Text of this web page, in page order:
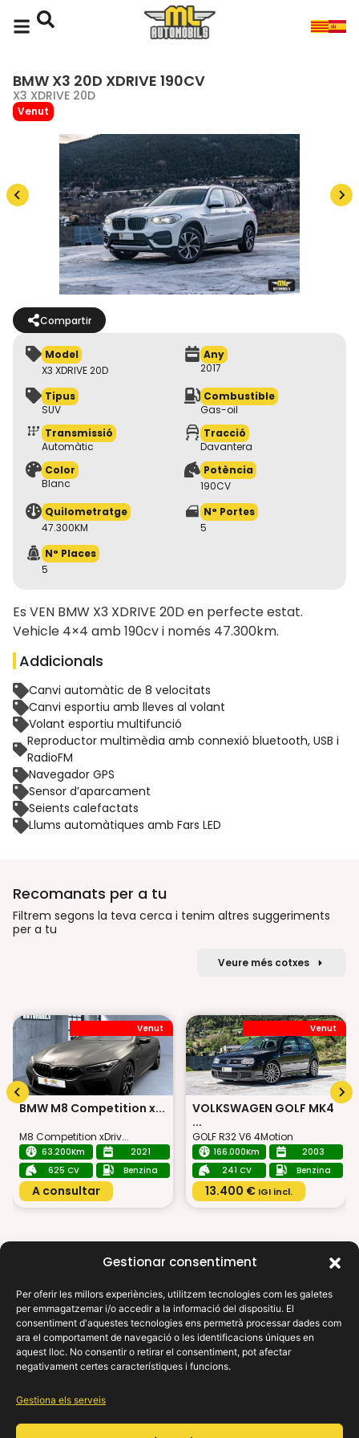
Gestionar consentiment
Per oferir les millors experiències, utilitzem tecnologies com les galetes
per emmagatzemar i/o accedir a la informació del dispositiu. El
consentiment d'aquestes tecnologies ens permetrà processar dades com
ara el comportament de navegació o les identificacions úniques en
aquest lloc. No consentir o retirar el consentiment, pot afectar
negativament certes característiques i funcions.
Gestiona els serveis
BMW X3 20D XDRIVE 190CV
X3 XDRIVE 20D
Venut
Compartir
Model
X3 XDRIVE 20D
Any
2017
Tipus
SUV
Combustible
Gas-oil
Transmissió
Automàtic
Tracció
Davantera
Color
Blanc
Potència
190CV
Quilometratge
47.300KM
N° Portes
5
N° Places
5
Es VEN BMW X3 XDRIVE 20D en perfecte estat.
Vehicle 4×4 amb 190cv i només 47.300km.
Addicionals
Canvi automàtic de 8 velocitats
Canvi esportiu amb lleves al volant
Volant esportiu multifunció
Reproductor multimèdia amb connexió bluetooth, USB i
RadioFM
Navegador GPS
Sensor d’aparcament
Seients calefactats
Llums automàtiques amb Fars LED
Recomanats per a tu
Filtrem segons la teva cerca i tenim altres suggeriments
per a tu
Veure més cotxes
Venut
BMW M8 Competition x...
M8 Competition xDriv...
63.200Km
2021
625 CV
Benzina
A consultar
Venut
VOLKSWAGEN GOLF MK4
...
GOLF R32 V6 4Motion
166.000Km
2003
241 CV
Benzina
13.400 € IGI incl.
On els teus somnis automotrius prenen vida: troba el teu
Necessites ajuda?